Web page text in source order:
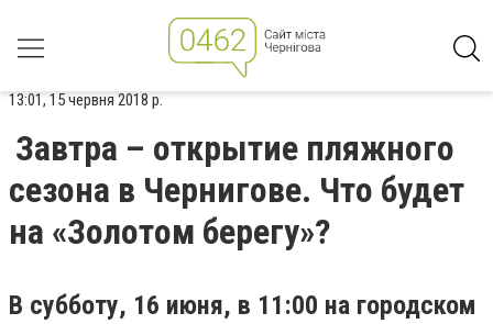
13:01, 15 червня 2018 р.
Завтра – открытие пляжного
сезона в Чернигове. Что будет
на «Золотом берегу»?
В субботу, 16 июня, в 11:00 на городском